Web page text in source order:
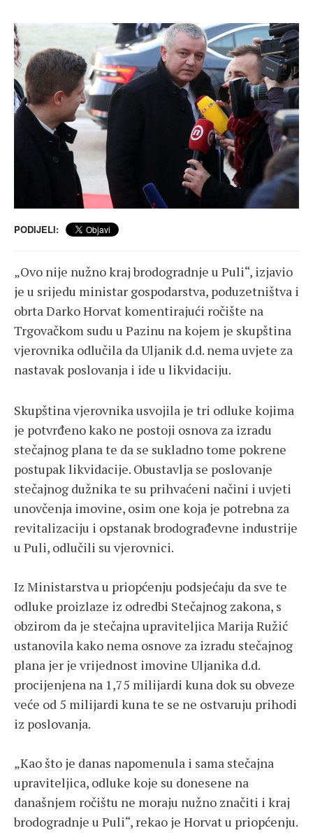
PODIJELI:
„Ovo nije nužno kraj brodogradnje u Puli“, izjavio
je u srijedu ministar gospodarstva, poduzetništva i
obrta Darko Horvat komentirajući ročište na
Trgovačkom sudu u Pazinu na kojem je skupština
vjerovnika odlučila da Uljanik d.d. nema uvjete za
nastavak poslovanja i ide u likvidaciju.
Skupština vjerovnika usvojila je tri odluke kojima
je potvrđeno kako ne postoji osnova za izradu
stečajnog plana te da se sukladno tome pokrene
postupak likvidacije. Obustavlja se poslovanje
stečajnog dužnika te su prihvaćeni načini i uvjeti
unovčenja imovine, osim one koja je potrebna za
revitalizaciju i opstanak brodograđevne industrije
u Puli, odlučili su vjerovnici.
Iz Ministarstva u priopćenju podsjećaju da sve te
odluke proizlaze iz odredbi Stečajnog zakona, s
obzirom da je stečajna upraviteljica Marija Ružić
ustanovila kako nema osnove za izradu stečajnog
plana jer je vrijednost imovine Uljanika d.d.
procijenjena na 1,75 milijardi kuna dok su obveze
veće od 5 milijardi kuna te se ne ostvaruju prihodi
iz poslovanja.
„Kao što je danas napomenula i sama stečajna
upraviteljica, odluke koje su donesene na
današnjem ročištu ne moraju nužno značiti i kraj
brodogradnje u Puli“, rekao je Horvat u priopćenju.